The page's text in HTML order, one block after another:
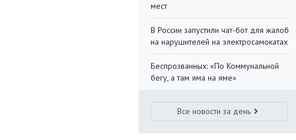
мест
В России запустили чат-бот для жалоб
на нарушителей на электросамокатах
Беспрозванных: «По Коммунальной
бегу, а там яма на яме»
Все новости за день